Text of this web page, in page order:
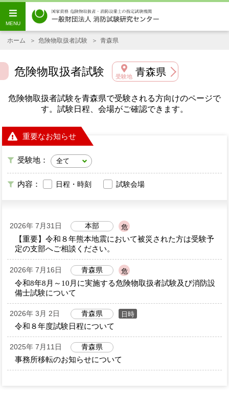
ホーム 危険物取扱者試験 青森県
危険物取扱者試験 受験地 青森県
危険物取扱者試験を青森県で受験される方向けのページで
す。試験日程、会場がご確認できます。
重要なお知らせ
受験地：
内容： 日程・時刻 試験会場
2026年 7月31日 本部 危
【重要】令和８年熊本地震において被災された方は受験予
定の支部へご相談ください。
2026年 7月16日 青森県 危
令和8年8月～10月に実施する危険物取扱者試験及び消防設
備士試験について
2026年 3月 2日 青森県 日時
令和８年度試験日程について
2025年 7月11日 青森県
事務所移転のお知らせについて